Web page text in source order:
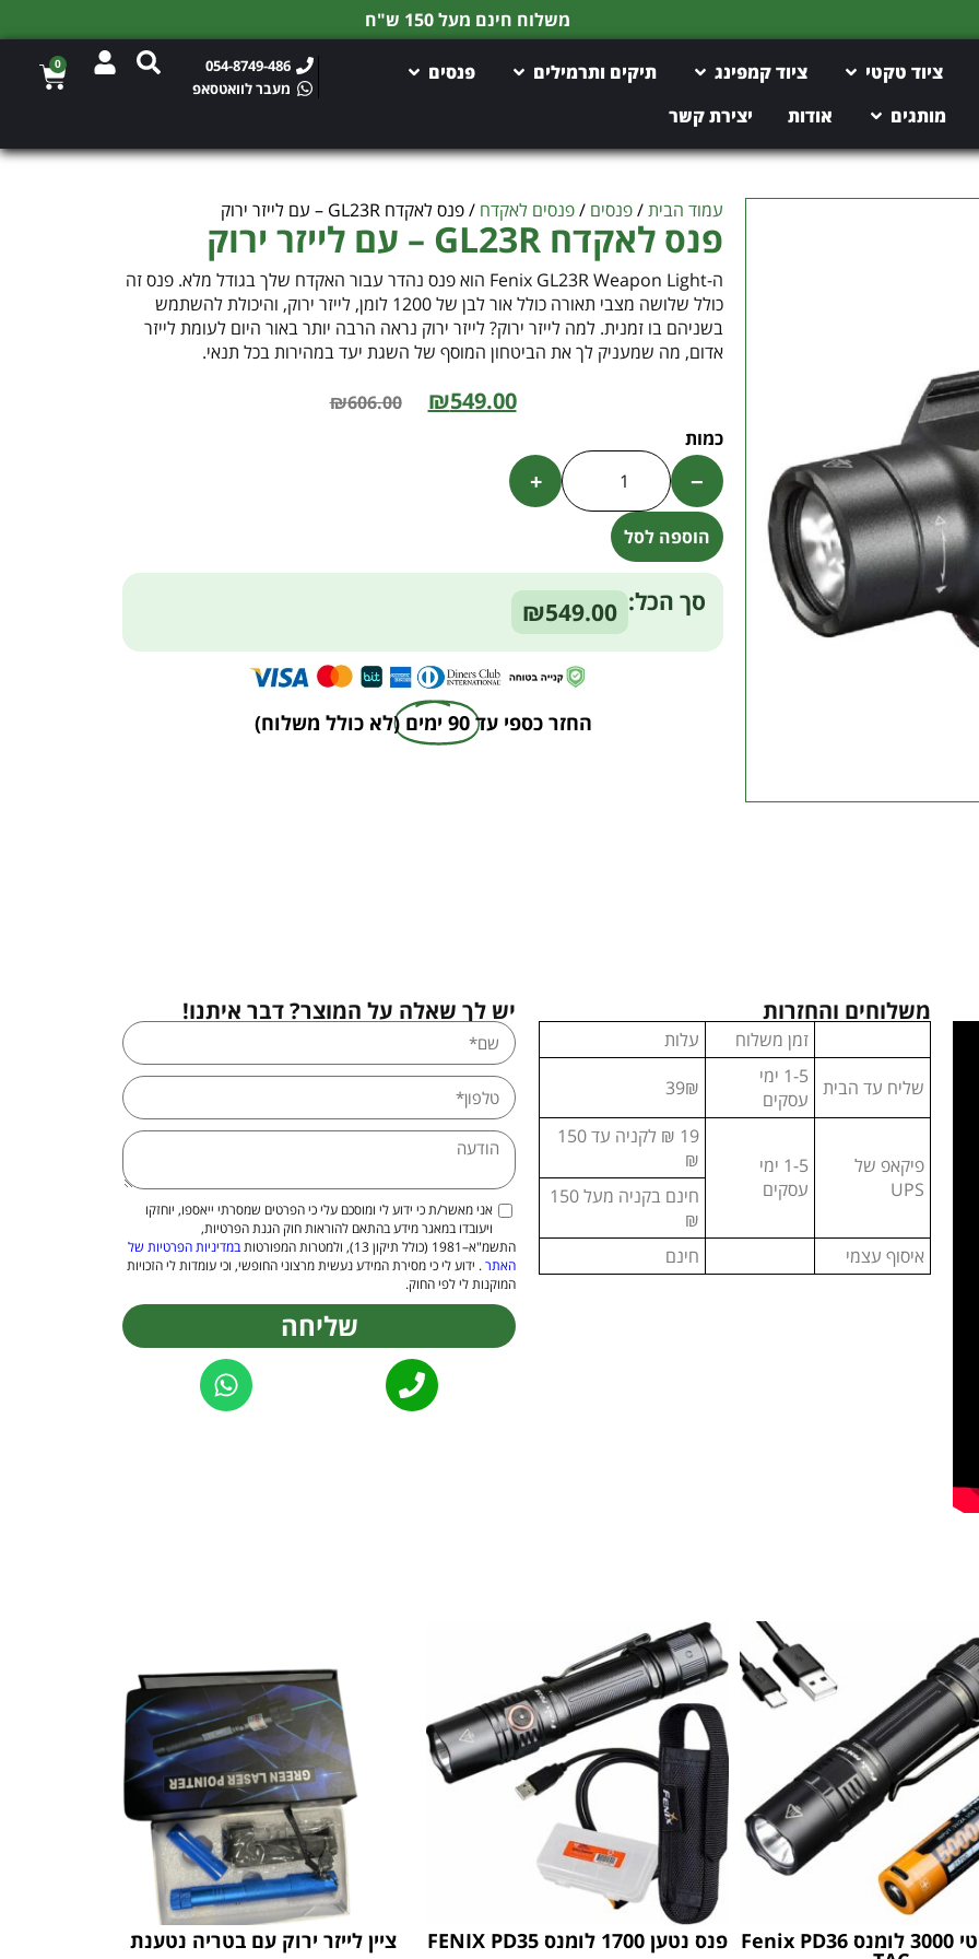
ציוד טקטי ציוד קמפינג תיקים ותרמילים
פנסים
מותגים
אודות יצירת קשר
054-8749-486
מעבר לוואטסאפ
0
עמוד הבית/פנסים /פנסים לאקדח / פנס לאקדח GL23R – עם לייזר ירוק
פנס לאקדח GL23R – עם לייזר ירוק
ה-Fenix ​​GL23R Weapon Light הוא פנס נהדר עבור האקדח שלך בגודל מלא. פנס זה
כולל שלושה מצבי תאורה כולל אור לבן של 1200 לומן, לייזר ירוק, והיכולת להשתמש
בשניהם בו זמנית. למה לייזר ירוק? לייזר ירוק נראה הרבה יותר באור היום לעומת לייזר
אדום, מה שמעניק לך את הביטחון המוסף של השגת יעד במהירות בכל תנאי.
₪606.00 ₪549.00
−
+
הוספה לסל
Alternative:
סך הכל: ₪549.00
החזר כספי עד 90 ימים (לא כולל משלוח)
משלוחים והחזרות
זמן משלוח
עלות
שליח עד הבית
1-5 ימי
עסקים
39₪
פיקאפ של
UPS
1-5 ימי
עסקים
19 ₪ לקניה עד 150
₪
חינם בקניה מעל 150
₪
איסוף עצמי
חינם
יש לך שאלה על המוצר? דבר איתנו!
אני מאשר/ת כי ידוע לי ומוסכם עלי כי הפרטים שמסרתי ייאספו, יוחזקו
ויעובדו במאגר מידע בהתאם להוראות חוק הגנת הפרטיות,
התשמ"א–1981 (כולל תיקון 13), ולמטרות המפורטות
במדיניות הפרטיות של
האתר. ידוע לי כי מסירת המידע נעשית מרצוני החופשי, וכי עומדות לי הזכויות
המוקנות לי לפי החוק.
שליחה
Alternative:
פנס טקטי 3000 לומנס Fenix ​​PD36 פנס נטען 1700 לומנס FENIX PD35 ציין לייזר ירוק עם בטריה נטענת